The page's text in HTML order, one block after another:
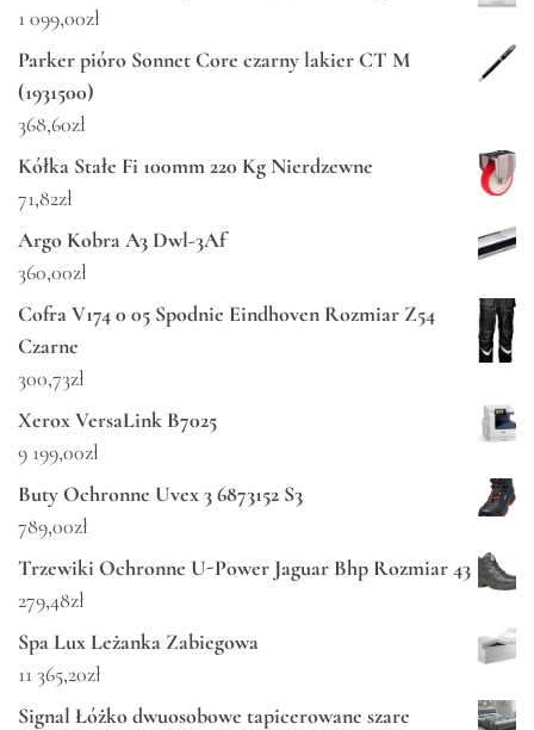
1 099,00zł
Parker pióro Sonnet Core czarny lakier CT M
(1931500)
368,60zł
Kółka Stałe Fi 100mm 220 Kg Nierdzewne
71,82zł
Argo Kobra A3 Dwl-3Af
360,00zł
Cofra V174 0 05 Spodnie Eindhoven Rozmiar Z54
Czarne
300,73zł
Xerox VersaLink B7025
9 199,00zł
Buty Ochronne Uvex 3 6873152 S3
789,00zł
Trzewiki Ochronne U-Power Jaguar Bhp Rozmiar 43
279,48zł
Spa Lux Leżanka Zabiegowa
11 365,20zł
Signal Łóżko dwuosobowe tapicerowane szare